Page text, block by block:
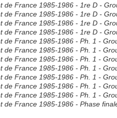
de France 1985-1986 - 1re D -
de France 1985-1986 - 1re D -
de France 1985-1986 - 1re D -
de France 1985-1986 - 1re D -
de France 1985-1986 - Ph. 1 -
de France 1985-1986 - Ph. 1 -
de France 1985-1986 - Ph. 1 -
de France 1985-1986 - Ph. 1 -
de France 1985-1986 - Ph. 1 -
de France 1985-1986 - Ph. 1 -
de France 1985-1986 - Ph. 1 -
de France 1985-1986 - Phase